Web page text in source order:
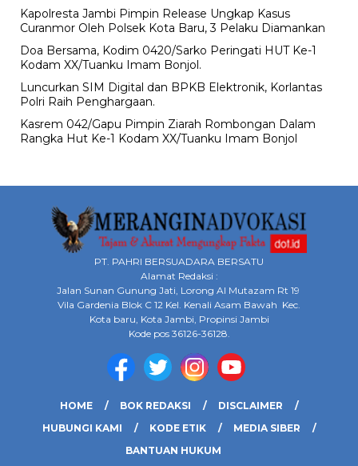
Kapolresta Jambi Pimpin Release Ungkap Kasus
Curanmor Oleh Polsek Kota Baru, 3 Pelaku Diamankan
Doa Bersama, Kodim 0420/Sarko Peringati HUT Ke-1
Kodam XX/Tuanku Imam Bonjol.
Luncurkan SIM Digital dan BPKB Elektronik, Korlantas
Polri Raih Penghargaan.
Kasrem 042/Gapu Pimpin Ziarah Rombongan Dalam
Rangka Hut Ke-1 Kodam XX/Tuanku Imam Bonjol
PT. PAHRI BERSUADARA BERSATU
Alamat Redaksi :
Jalan Sunan Gunung Jati, Lorong Al Mutazam Rt 19
Vila Gardenia Blok C 12 Kel. Kenali Asam Bawah Kec.
Kota baru, Kota Jambi, Propinsi Jambi
Kode pos 36126-36128.
HOME BOK REDAKSI
DISCLAIMER
HUBUNGI KAMI
KODE ETIK
MEDIA SIBER
BANTUAN HUKUM